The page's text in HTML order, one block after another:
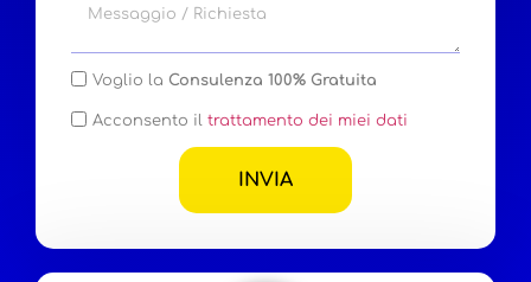
Voglio la Consulenza 100% Gratuita
Acconsento il trattamento dei miei dati
INVIA